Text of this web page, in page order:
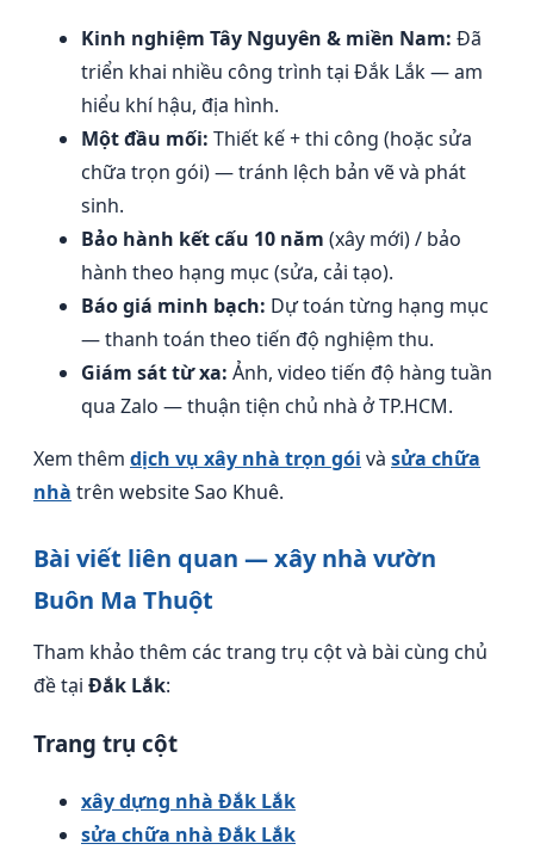
Kinh nghiệm Tây Nguyên & miền Nam: Đã
triển khai nhiều công trình tại Đắk Lắk — am
hiểu khí hậu, địa hình.
Một đầu mối: Thiết kế + thi công (hoặc sửa
chữa trọn gói) — tránh lệch bản vẽ và phát
sinh.
Bảo hành kết cấu 10 năm (xây mới) / bảo
hành theo hạng mục (sửa, cải tạo).
Báo giá minh bạch: Dự toán từng hạng mục
— thanh toán theo tiến độ nghiệm thu.
Giám sát từ xa: Ảnh, video tiến độ hàng tuần
qua Zalo — thuận tiện chủ nhà ở TP.HCM.
Xem thêm dịch vụ xây nhà trọn gói và sửa chữa
nhà trên website Sao Khuê.
Bài viết liên quan — xây nhà vườn
Buôn Ma Thuột
Tham khảo thêm các trang trụ cột và bài cùng chủ
đề tại Đắk Lắk:
Trang trụ cột
xây dựng nhà Đắk Lắk
sửa chữa nhà Đắk Lắk